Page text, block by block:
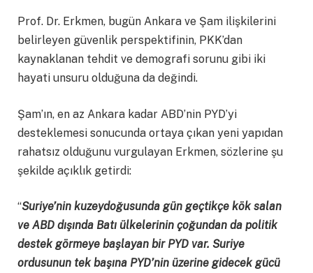
Prof. Dr. Erkmen, bugün Ankara ve Şam ilişkilerini
belirleyen güvenlik perspektifinin, PKK’dan
kaynaklanan tehdit ve demografi sorunu gibi iki
hayati unsuru olduğuna da değindi.
Şam’ın, en az Ankara kadar ABD’nin PYD’yi
desteklemesi sonucunda ortaya çıkan yeni yapıdan
rahatsız olduğunu vurgulayan Erkmen, sözlerine şu
şekilde açıklık getirdi:
“Suriye’nin kuzeydoğusunda gün geçtikçe kök salan
ve ABD dışında Batı ülkelerinin çoğundan da politik
destek görmeye başlayan bir PYD var. Suriye
ordusunun tek başına PYD’nin üzerine gidecek gücü